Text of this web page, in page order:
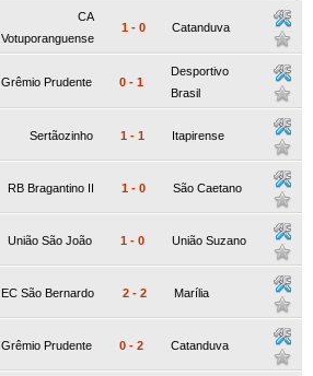
CA
Votuporanguense
1 - 0 Catanduva
Grêmio Prudente 0 - 1
Desportivo
Brasil
Sertãozinho 1 - 1 Itapirense
RB Bragantino II 1 - 0 São Caetano
União São João 1 - 0 União Suzano
EC São Bernardo 2 - 2 Marília
Grêmio Prudente 0 - 2 Catanduva